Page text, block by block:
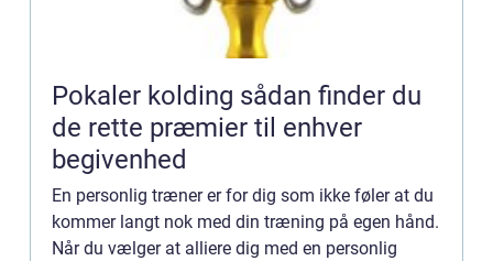
Pokaler kolding sådan finder du
de rette præmier til enhver
begivenhed
En personlig træner er for dig som ikke føler at du
kommer langt nok med din træning på egen hånd.
Når du vælger at alliere dig med en personlig